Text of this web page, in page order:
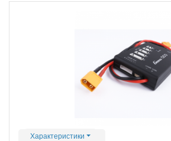
Характеристики